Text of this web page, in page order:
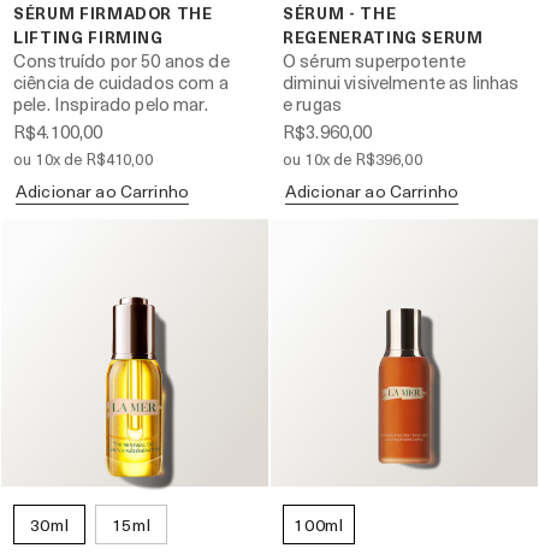
SÉRUM FIRMADOR THE
LIFTING FIRMING
Construído por 50 anos de
ciência de cuidados com a
pele. Inspirado pelo mar.
R$4.100,00
ou 10x de R$410,00
Adicionar ao Carrinho
SÉRUM - THE
REGENERATING SERUM
O sérum superpotente
diminui visivelmente as linhas
e rugas
R$3.960,00
ou 10x de R$396,00
Adicionar ao Carrinho
30ml 15ml 100ml